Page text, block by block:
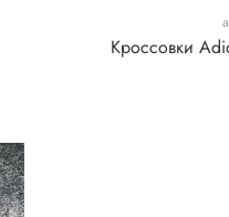
Кроссовки